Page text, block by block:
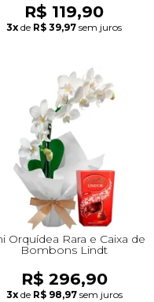
R$ 119,90
3x de R$ 39,97 sem juros
Orquídea Rara e Caixa de
Bombons Lindt
R$ 296,90
3x de R$ 98,97 sem juros